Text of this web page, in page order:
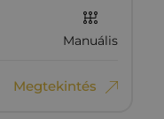
Manuális
Megtekintés